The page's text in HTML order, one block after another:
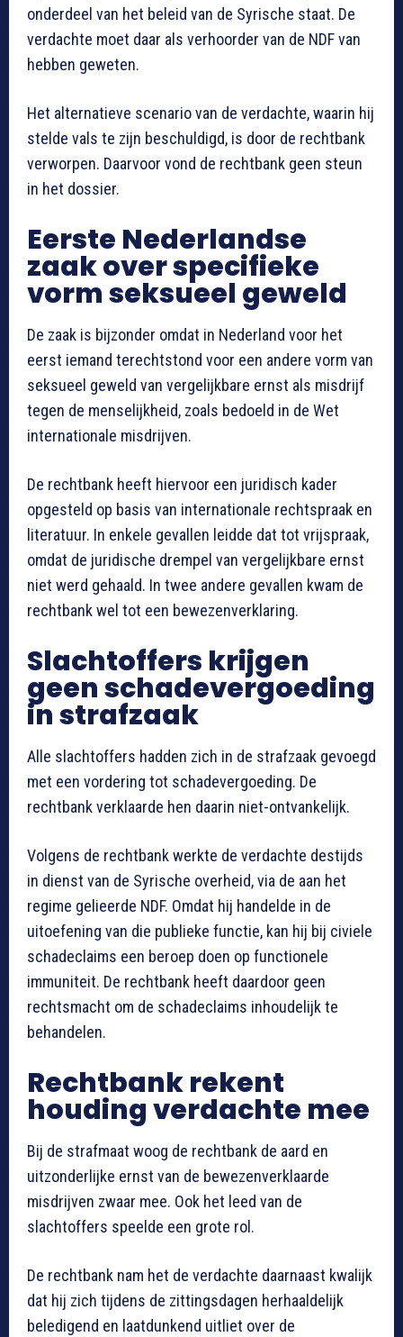
onderdeel van het beleid van de Syrische staat. De
verdachte moet daar als verhoorder van de NDF van
hebben geweten.
Het alternatieve scenario van de verdachte, waarin hij
stelde vals te zijn beschuldigd, is door de rechtbank
verworpen. Daarvoor vond de rechtbank geen steun
in het dossier.
Eerste Nederlandse
zaak over specifieke
vorm seksueel geweld
De zaak is bijzonder omdat in Nederland voor het
eerst iemand terechtstond voor een andere vorm van
seksueel geweld van vergelijkbare ernst als misdrijf
tegen de menselijkheid, zoals bedoeld in de Wet
internationale misdrijven.
De rechtbank heeft hiervoor een juridisch kader
opgesteld op basis van internationale rechtspraak en
literatuur. In enkele gevallen leidde dat tot vrijspraak,
omdat de juridische drempel van vergelijkbare ernst
niet werd gehaald. In twee andere gevallen kwam de
rechtbank wel tot een bewezenverklaring.
Slachtoffers krijgen
geen schadevergoeding
in strafzaak
Alle slachtoffers hadden zich in de strafzaak gevoegd
met een vordering tot schadevergoeding. De
rechtbank verklaarde hen daarin niet-ontvankelijk.
Volgens de rechtbank werkte de verdachte destijds
in dienst van de Syrische overheid, via de aan het
regime gelieerde NDF. Omdat hij handelde in de
uitoefening van die publieke functie, kan hij bij civiele
schadeclaims een beroep doen op functionele
immuniteit. De rechtbank heeft daardoor geen
rechtsmacht om de schadeclaims inhoudelijk te
behandelen.
Rechtbank rekent
houding verdachte mee
Bij de strafmaat woog de rechtbank de aard en
uitzonderlijke ernst van de bewezenverklaarde
misdrijven zwaar mee. Ook het leed van de
slachtoffers speelde een grote rol.
De rechtbank nam het de verdachte daarnaast kwalijk
dat hij zich tijdens de zittingsdagen herhaaldelijk
beledigend en laatdunkend uitliet over de